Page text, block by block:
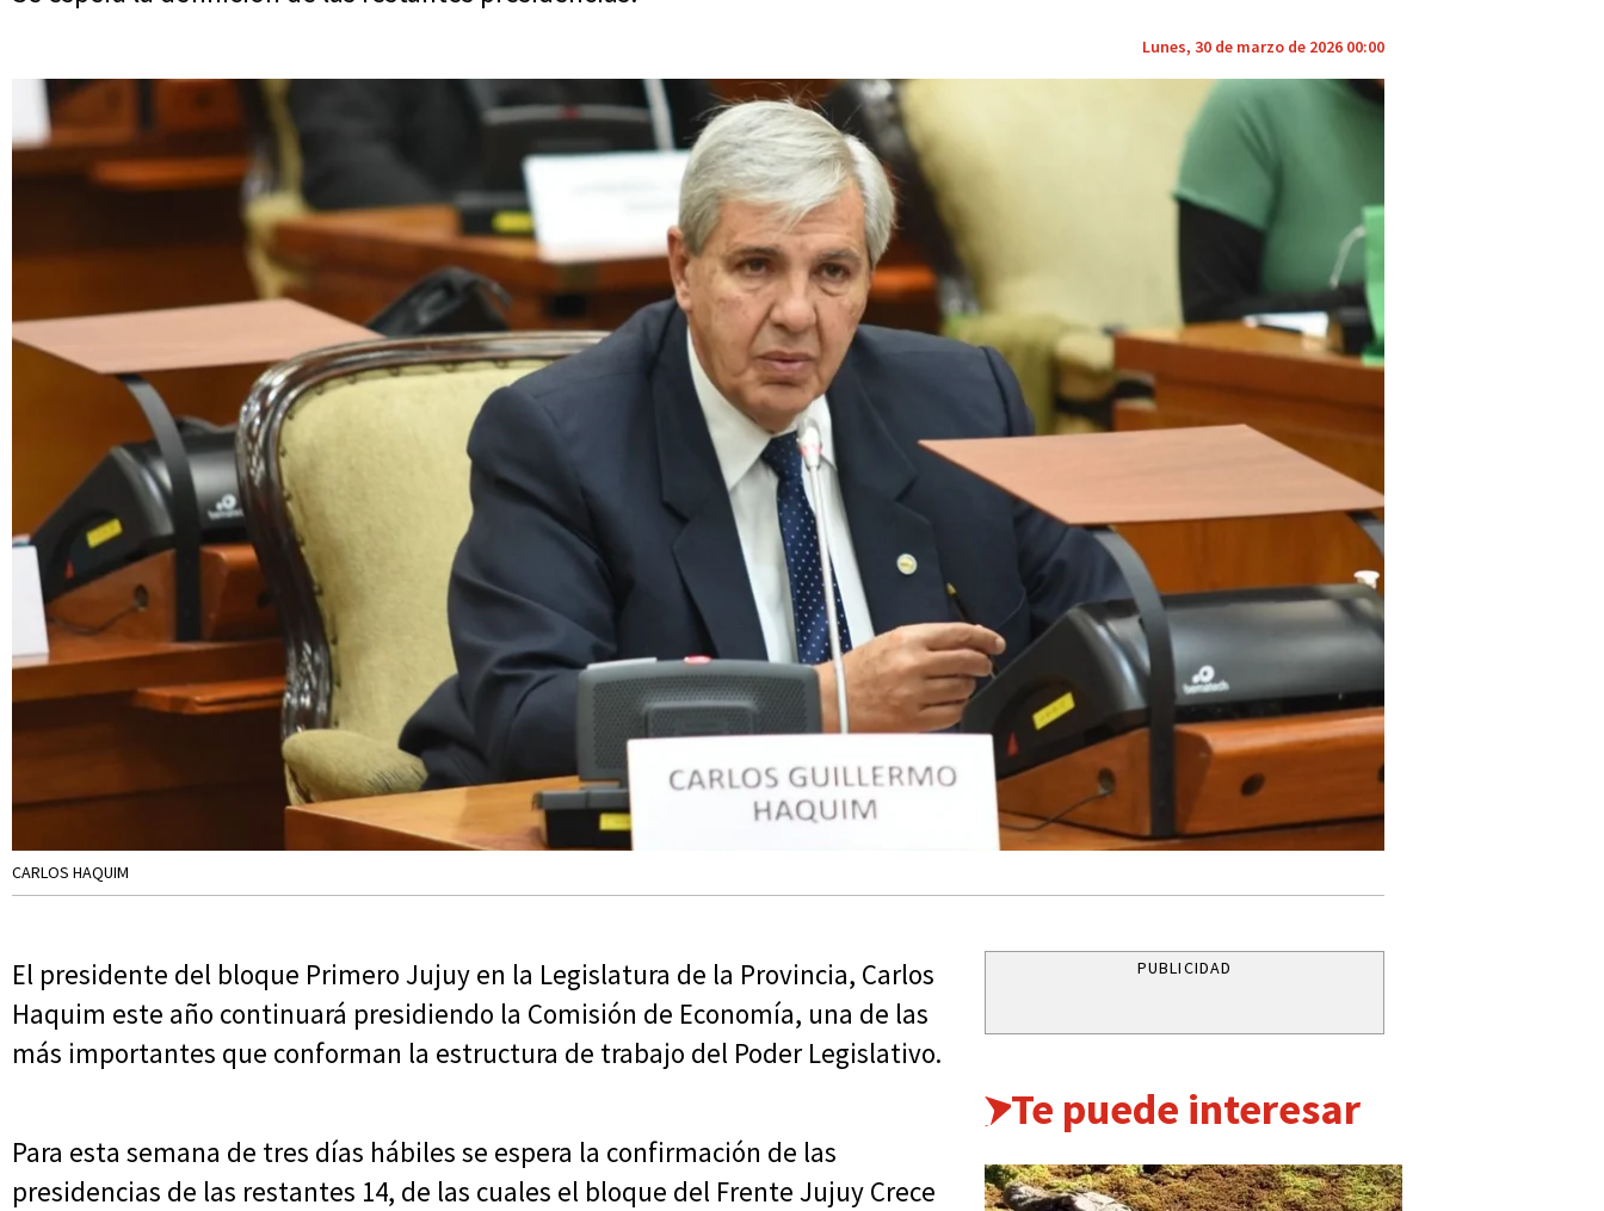
Lunes, 30 de marzo de 2026 00:00
CARLOS HAQUIM
El presidente del bloque Primero Jujuy en la Legislatura de la Provincia, Carlos
Haquim este año continuará presidiendo la Comisión de Economía, una de las
más importantes que conforman la estructura de trabajo del Poder Legislativo.
Para esta semana de tres días hábiles se espera la confirmación de las
presidencias de las restantes 14, de las cuales el bloque del Frente Jujuy Crece
PUBLICIDAD
Te puede interesar